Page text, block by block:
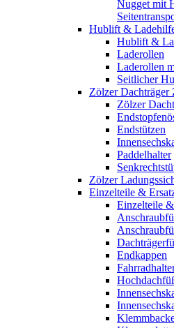
Nugget mit
Hublift &
Hublift &
Laderollen
Laderollen
Seitlicher
Zölzer Dachträger
Zölzer
Endstützen
Paddelhalter
Zölzer
Einzelteile &
Einzelteile
Endkappen